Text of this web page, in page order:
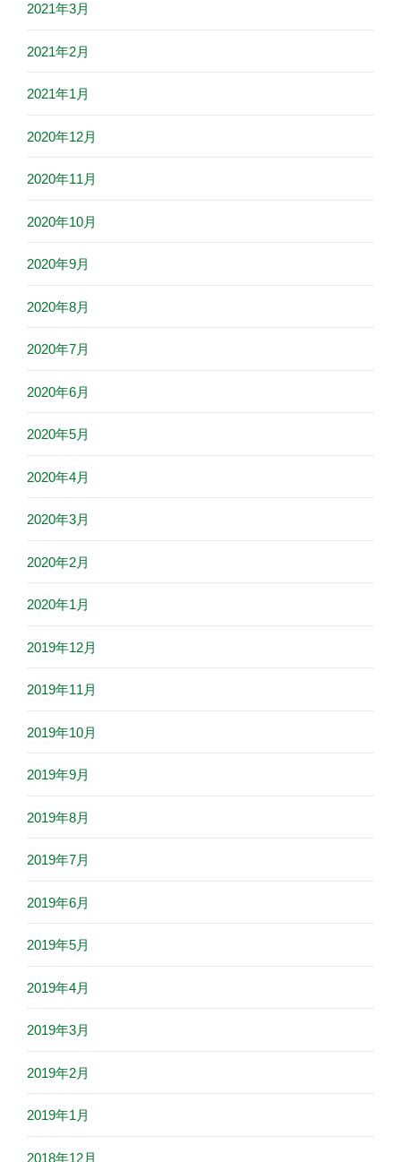
2021年3月
2021年2月
2021年1月
2020年12月
2020年11月
2020年10月
2020年9月
2020年8月
2020年7月
2020年6月
2020年5月
2020年4月
2020年3月
2020年2月
2020年1月
2019年12月
2019年11月
2019年10月
2019年9月
2019年8月
2019年7月
2019年6月
2019年5月
2019年4月
2019年3月
2019年2月
2019年1月
2018年12月